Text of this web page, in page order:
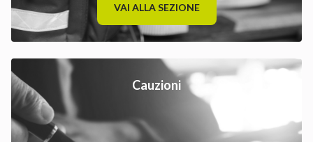
VAI ALLA SEZIONE
Cauzioni